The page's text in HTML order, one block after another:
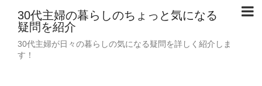
30代主婦の暮らしのちょっと気になる
疑問を紹介
30代主婦が日々の暮らしの気になる疑問を詳しく紹介しま
す！